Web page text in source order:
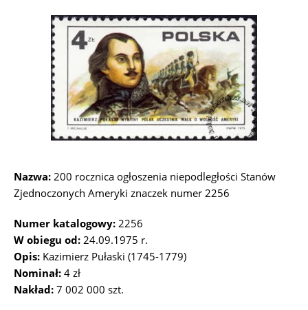
Nazwa: 200 rocznica ogłoszenia niepodległości Stanów
Zjednoczonych Ameryki znaczek numer 2256
Numer katalogowy: 2256
W obiegu od: 24.09.1975 r.
Opis: Kazimierz Pułaski (1745-1779)
Nominał: 4 zł
Nakład: 7 002 000 szt.